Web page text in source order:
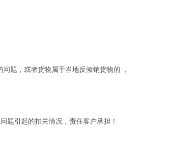
题，或者货物属于当地反倾销货物的 ，
题引起的扣关情况，责任客户承担！